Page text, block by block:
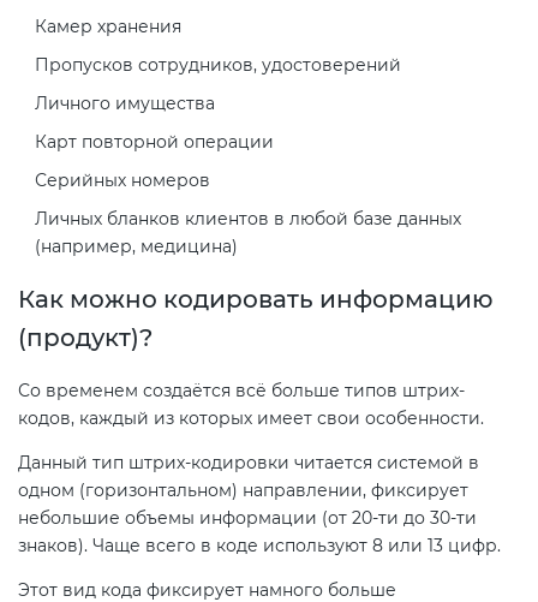
Камер хранения
Пропусков сотрудников, удостоверений
Личного имущества
Карт повторной операции
Серийных номеров
Личных бланков клиентов в любой базе данных
(например, медицина)
Как можно кодировать информацию
(продукт)?
Со временем создаётся всё больше типов штрих-
кодов, каждый из которых имеет свои особенности.
Данный тип штрих-кодировки читается системой в
одном (горизонтальном) направлении, фиксирует
небольшие объемы информации (от 20-ти до 30-ти
знаков). Чаще всего в коде используют 8 или 13 цифр.
Этот вид кода фиксирует намного больше
Сертификация ресурсов
Остальное
БАДы
Декларирование косметики (ТР
ТС 009)
Декларирование оборудования
по схеме 5Д (ТР ТС 010)
Декларирование пищевой
продукции (ТР ТС 021)
Декларирование алкогольной
продукции (ТР ЕАЭС 047)
Декларирование
совместимости (ТР ТС 020)
Сертификация детских товаров